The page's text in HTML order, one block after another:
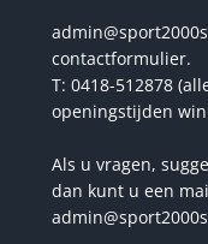
contactformulier.
T: 0418-512878
openingstijden
Als u vragen,
dan kunt u een